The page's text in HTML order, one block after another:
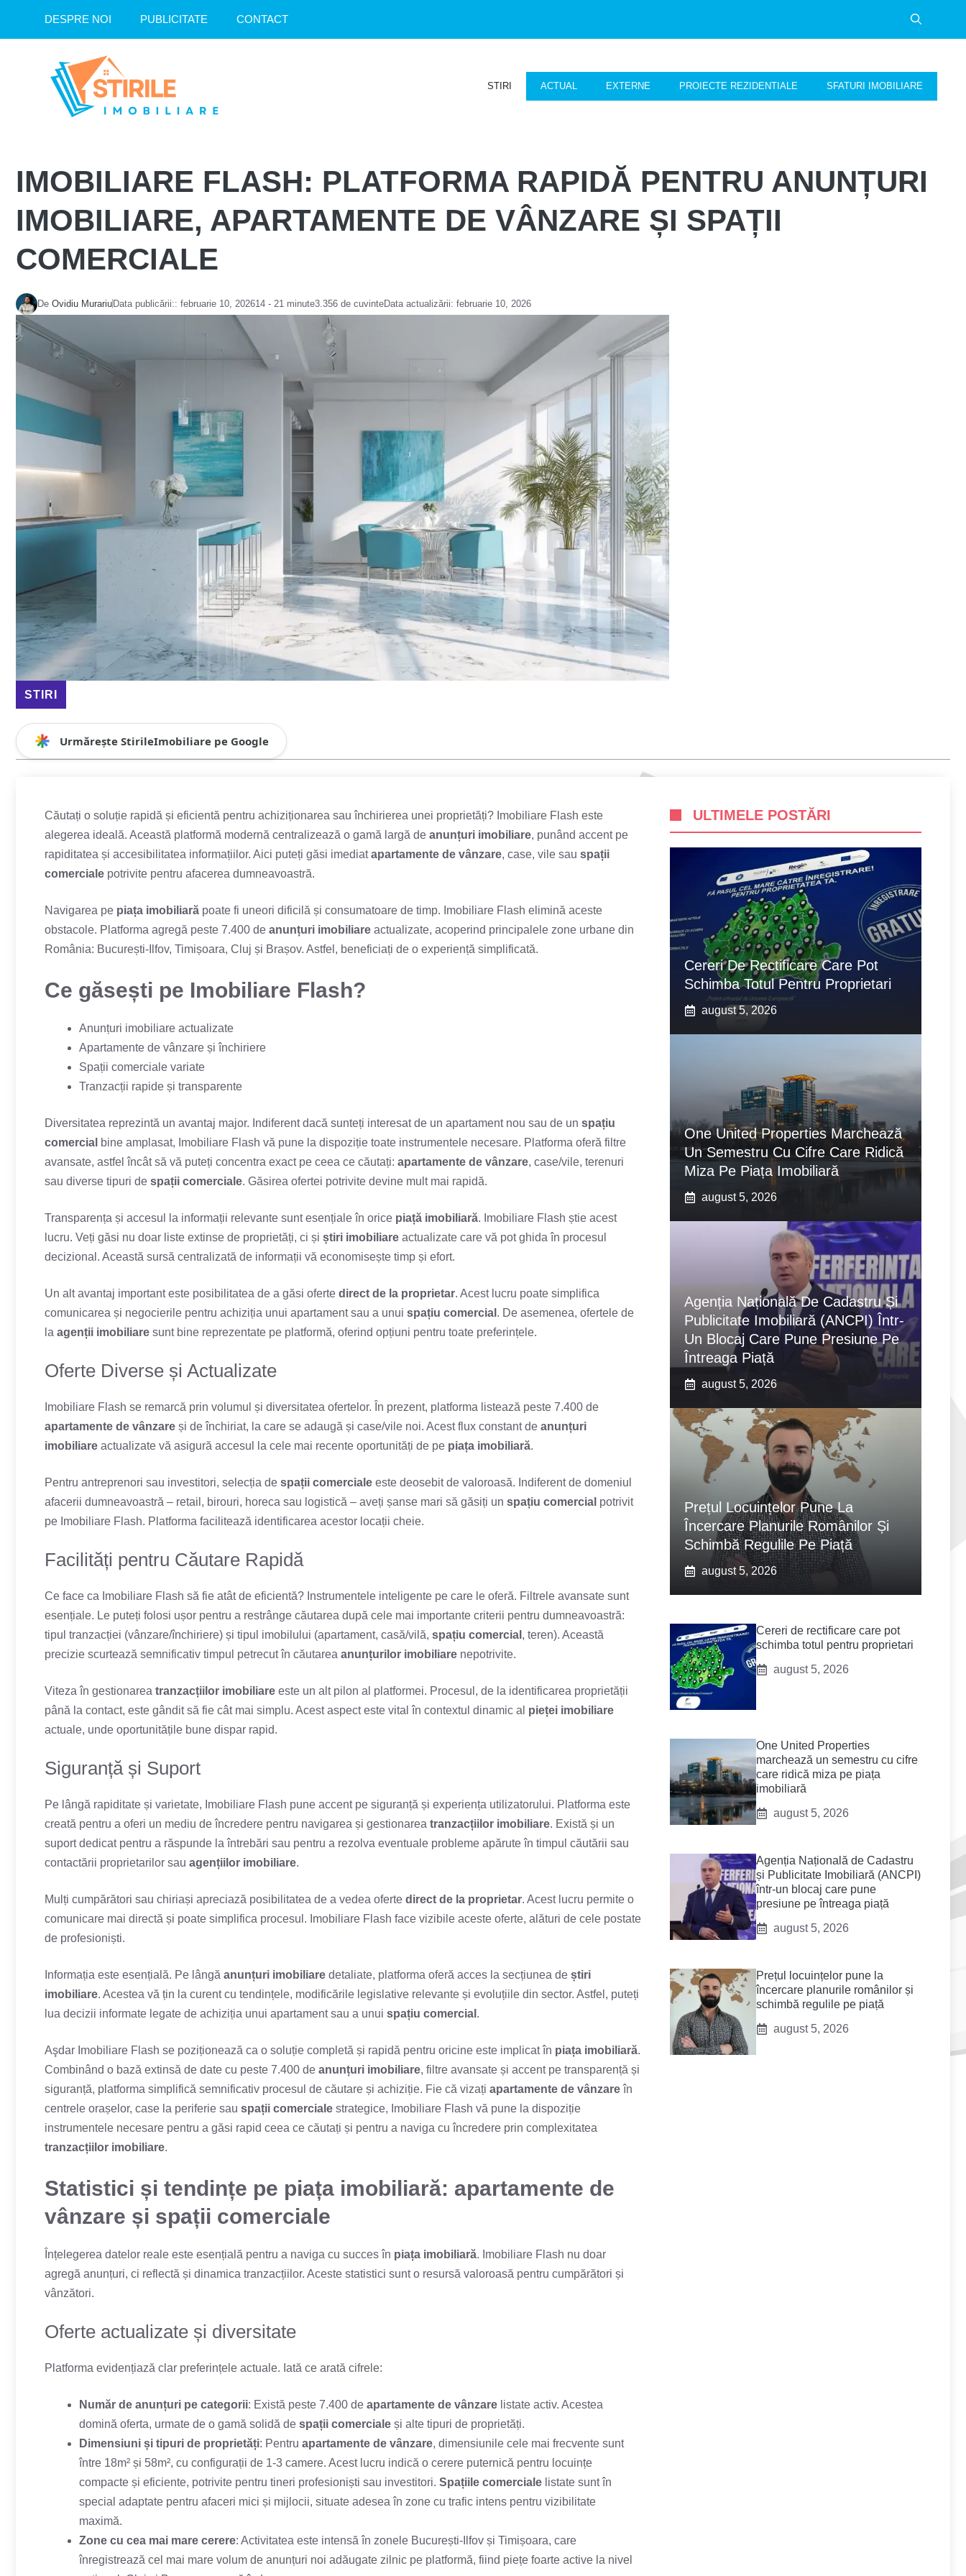
DESPRE NOI PUBLICITATE CONTACT
STIRI ACTUAL EXTERNE PROIECTE REZIDENTIALE SFATURI IMOBILIARE
IMOBILIARE FLASH: PLATFORMA RAPIDĂ PENTRU ANUNȚURI
IMOBILIARE, APARTAMENTE DE VÂNZARE ȘI SPAȚII
COMERCIALE
De Ovidiu Murariu Data publicării:: februarie 10, 202614 - 21 minute3.356 de cuvinteData actualizării: februarie 10, 2026
STIRI
Urmărește StirileImobiliare pe Google
Căutați o soluție rapidă și eficientă pentru achiziționarea sau închirierea unei proprietăți? Imobiliare Flash este
alegerea ideală. Această platformă modernă centralizează o gamă largă de anunțuri imobiliare, punând accent pe
rapiditatea și accesibilitatea informațiilor. Aici puteți găsi imediatapartamente de vânzare, case, vile sau spații
comerciale potrivite pentru afacerea dumneavoastră.
Navigarea pe piața imobiliară poate fi uneori dificilă și consumatoare de timp. Imobiliare Flash elimină aceste
obstacole. Platforma agregă peste 7.400 de anunțuri imobiliare actualizate, acoperind principalele zone urbane din
România: București-Ilfov, Timișoara, Cluj și Brașov. Astfel, beneficiați de o experiență simplificată.
Ce găsești pe Imobiliare Flash?
Anunțuri imobiliare actualizate
Apartamente de vânzare și închiriere
Spații comerciale variate
Tranzacții rapide și transparente
Diversitatea reprezintă un avantaj major. Indiferent dacă sunteți interesat de un apartament nou sau de un spațiu
comercial bine amplasat, Imobiliare Flash vă pune la dispoziție toate instrumentele necesare. Platforma oferă filtre
avansate, astfel încât să vă puteți concentra exact pe ceea ce căutați: apartamente de vânzare, case/vile, terenuri
sau diverse tipuri de spații comerciale. Găsirea ofertei potrivite devine mult mai rapidă.
Transparența și accesul la informații relevante sunt esențiale în orice piață imobiliară. Imobiliare Flash știe acest
lucru. Veți găsi nu doar liste extinse de proprietăți, ci și știri imobiliare actualizate care vă pot ghida în procesul
decizional. Această sursă centralizată de informații vă economisește timp și efort.
Un alt avantaj important este posibilitatea de a găsi oferte direct de la proprietar. Acest lucru poate simplifica
comunicarea și negocierile pentru achiziția unui apartament sau a unui spațiu comercial . De asemenea, ofertele de
la agenții imobiliare sunt bine reprezentate pe platformă, oferind opțiuni pentru toate preferințele.
Oferte Diverse și Actualizate
Imobiliare Flash se remarcă prin volumul și diversitatea ofertelor. În prezent, platforma listează peste 7.400 de
apartamente de vânzare și de închiriat, la care se adaugă și case/vile noi. Acest flux constant de anunțuri
imobiliare actualizate vă asigură accesul la cele mai recente oportunități de pe piața imobiliară.
Pentru antreprenori sau investitori, selecția de spații comerciale este deosebit de valoroasă. Indiferent de domeniul
afacerii dumneavoastră – retail, birouri, horeca sau logistică – aveți șanse mari să găsiți un spațiu comercial potrivit
pe Imobiliare Flash. Platforma facilitează identificarea acestor locații cheie.
Facilități pentru Căutare Rapidă
Ce face ca Imobiliare Flash să fie atât de eficientă? Instrumentele inteligente pe care le oferă. Filtrele avansate sunt
esențiale. Le puteți folosi ușor pentru a restrânge căutarea după cele mai importante criterii pentru dumneavoastră:
tipul tranzacției (vânzare/închiriere) și tipul imobilului (apartament, casă/vilă, spațiu comercial , teren). Această
precizie scurtează semnificativ timpul petrecut în căutarea anunțurilor imobiliare nepotrivite.
Viteza în gestionarea tranzacțiilor imobiliare este un alt pilon al platformei. Procesul, de la identificarea proprietății
până la contact, este gândit să fie cât mai simplu. Acest aspect este vital în contextul dinamic al pieței imobiliare
actuale, unde oportunitățile bune dispar rapid.
Siguranță și Suport
Pe lângă rapiditate și varietate, Imobiliare Flash pune accent pe siguranță și experiența utilizatorului. Platforma este
creată pentru a oferi un mediu de încredere pentru navigarea și gestionarea tranzacțiilor imobiliare. Există și un
suport dedicat pentru a răspunde la întrebări sau pentru a rezolva eventuale probleme apărute în timpul căutării sau
contactării proprietarilor sau agențiilor imobiliare.
Mulți cumpărători sau chiriași apreciază posibilitatea de a vedea oferte direct de la proprietar. Acest lucru permite o
comunicare mai directă și poate simplifica procesul. Imobiliare Flash face vizibile aceste oferte, alături de cele postate
de profesioniști.
Informația este esențială. Pe lângă anunțuri imobiliare detaliate, platforma oferă acces la secțiunea de știri
imobiliare. Acestea vă țin la curent cu tendințele, modificările legislative relevante și evoluțiile din sector. Astfel, puteți
lua decizii informate legate de achiziția unui apartament sau a unui spațiu comercial .
Aşdar Imobiliare Flash se poziționează ca o soluție completă și rapidă pentru oricine este implicat în piața imobiliară.
Combinând o bază extinsă de date cu peste 7.400 de anunțuri imobiliare, filtre avansate și accent pe transparență și
siguranță, platforma simplifică semnificativ procesul de căutare și achiziție. Fie că vizați apartamente de vânzareîn
centrele orașelor, case la periferie sau spații comerciale strategice, Imobiliare Flash vă pune la dispoziție
instrumentele necesare pentru a găsi rapid ceea ce căutați și pentru a naviga cu încredere prin complexitatea
tranzacțiilor imobiliare.
Statistici și tendințe pe piața imobiliară: apartamente de
vânzare și spații comerciale
Înțelegerea datelor reale este esențială pentru a naviga cu succes în piața imobiliară. Imobiliare Flash nu doar
agregă anunțuri, ci reflectă și dinamica tranzacțiilor. Aceste statistici sunt o resursă valoroasă pentru cumpărători și
vânzători.
Oferte actualizate și diversitate
Platforma evidențiază clar preferințele actuale. Iată ce arată cifrele:
Număr de anunțuri pe categorii: Există peste 7.400 de apartamente de vânzare listate activ. Acestea
domină oferta, urmate de o gamă solidă de spații comerciale și alte tipuri de proprietăți.
Dimensiuni și tipuri de proprietăți: Pentru apartamente de vânzare, dimensiunile cele mai frecvente sunt
între 18m² și 58m², cu configurații de 1-3 camere. Acest lucru indică o cerere puternică pentru locuințe
compacte și eficiente, potrivite pentru tineri profesioniști sau investitori. Spațiile comerciale listate sunt în
special adaptate pentru afaceri mici și mijlocii, situate adesea în zone cu trafic intens pentru vizibilitate
maximă.
Zone cu cea mai mare cerere: Activitatea este intensă în zonele București-Ilfov și Timișoara, care
înregistrează cel mai mare volum de anunțuri noi adăugate zilnic pe platformă, fiind piețe foarte active la nivel
ULTIMELE POSTĂRI
Cereri De Rectificare Care Pot
Schimba Totul Pentru Proprietari
august 5, 2026
One United Properties Marchează
Un Semestru Cu Cifre Care Ridică
Miza Pe Piața Imobiliară
august 5, 2026
Agenția Națională De Cadastru Și
Publicitate Imobiliară (ANCPI) Într-
Un Blocaj Care Pune Presiune Pe
Întreaga Piață
august 5, 2026
Prețul Locuințelor Pune La
Încercare Planurile Românilor Și
Schimbă Regulile Pe Piață
august 5, 2026
Cereri de rectificare care pot
schimba totul pentru proprietari
august 5, 2026
One United Properties
marchează un semestru cu cifre
care ridică miza pe piața
imobiliară
august 5, 2026
Agenția Națională de Cadastru
și Publicitate Imobiliară (ANCPI)
într-un blocaj care pune
presiune pe întreaga piață
august 5, 2026
Prețul locuințelor pune la
încercare planurile românilor și
schimbă regulile pe piață
august 5, 2026